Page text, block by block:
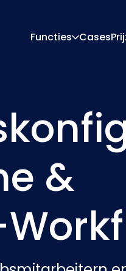
Functies
Prijs-Engine
Cases
&